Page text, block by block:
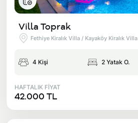
Villa Toprak
Fethiye Kiralık Villa / Kayaköy Kiralık Villa
4 Kişi 2 Yatak O.
HAFTALIK FİYAT
42.000 TL